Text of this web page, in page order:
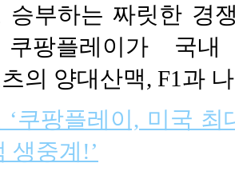
승부하는 짜릿한 경
팡플레이가 국
의 양대산맥, F1과
‘쿠팡플레이, 미국
생중계!’